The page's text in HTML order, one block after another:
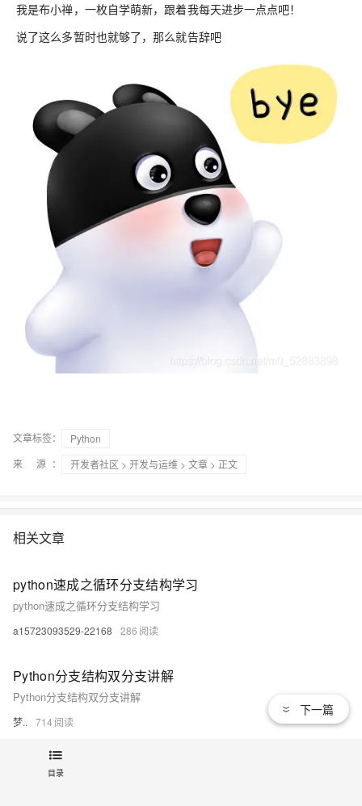
我是布小禅，一枚自学萌新，跟着我每天进步一点点吧！
说了这么多暂时也就够了，那么就告辞吧
文章标签：
Python
来 源：
开发者社区 > 开发与运维 > 文章 > 正文
目录
相关文章
python速成之循环分支结构学习
python速成之循环分支结构学习
a15723093529-22168 286
Python分支结构双分支讲解
Python分支结构双分支讲解
梦.. 714
Python分支结构多分支讲解
下一篇